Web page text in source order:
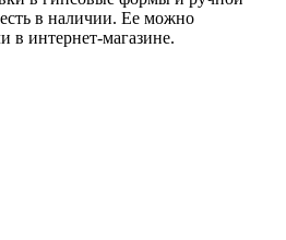
в наличии. Ее можно
в интернет-магазине.